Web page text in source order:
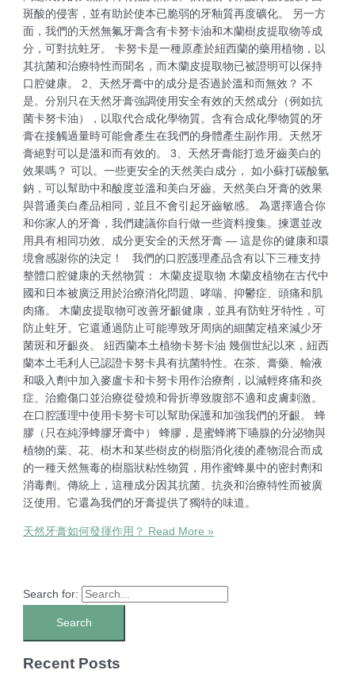
斑酸的侵害，並有助於使本已脆弱的牙釉質再度礦化。 另一方
面，我們的天然無氟牙膏含有卡努卡油和木蘭樹皮提取物等成
分，可對抗蛀牙。 卡努卡是一種原產於紐西蘭的藥用植物，以
其抗菌和治療特性而聞名，而木蘭皮提取物已被證明可以保持
口腔健康。 2、天然牙膏中的成分是否過於溫和而無效？ 不
是。分別只在天然牙膏強調使用安全有效的天然成分（例如抗
菌卡努卡油），以取代合成化學物質。含有合成化學物質的牙
膏在接觸過量時可能會產生在我們的身體產生副作用。天然牙
膏絕對可以是溫和而有效的。 3、天然牙膏能打造牙齒美白的
效果嗎？ 可以。一些更安全的天然美白成分， 如小蘇打碳酸氫
鈉，可以幫助中和酸度並溫和美白牙齒。天然美白牙膏的效果
與普通美白產品相同，並且不會引起牙齒敏感。 為選擇適合你
和你家人的牙膏，我們建議你自行做一些資料搜集。揀選並改
用具有相同功效、成分更安全的天然牙膏 — 這是你的健康和環
境會感謝你的決定！ 我們的口腔護理產品含有以下三種支持
整體口腔健康的天然物質： 木蘭皮提取物 木蘭皮植物在古代中
國和日本被廣泛用於治療消化問題、哮喘、抑鬱症、頭痛和肌
肉痛。 木蘭皮提取物可改善牙齦健康，並具有防蛀牙特性，可
防止蛀牙。它還通過防止可能導致牙周病的細菌定植來減少牙
菌斑和牙齦炎。 紐西蘭本土植物卡努卡油 幾個世紀以來，紐西
蘭本土毛利人已認證卡努卡具有抗菌特性。在茶、膏藥、輸液
和吸入劑中加入麥盧卡和卡努卡用作治療劑，以減輕疼痛和炎
症、治癒傷口並治療從發燒和骨折導致腹部不適和皮膚刺激。
在口腔護理中使用卡努卡可以幫助保護和加強我們的牙齦。 蜂
膠（只在純淨蜂膠牙膏中） 蜂膠，是蜜蜂將下嚥腺的分泌物與
植物的葉、花、樹木和某些樹皮的樹脂消化後的產物混合而成
的一種天然無毒的樹脂狀粘性物質，用作蜜蜂巢中的密封劑和
消毒劑。傳統上，這種成分因其抗菌、抗炎和治療特性而被廣
泛使用。它還為我們的牙膏提供了獨特的味道。
天然牙膏如何發揮作用？ Read More »
Search for:
Recent Posts